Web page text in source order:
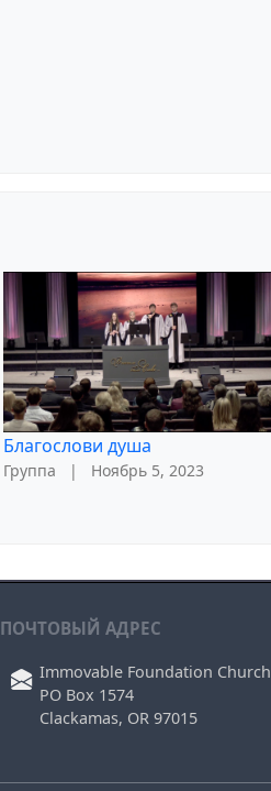
Благослови душа
Группа | Ноябрь 5, 2023
ПОЧТОВЫЙ АДРЕС
Immovable Foundation Church
PO Box 1574
Clackamas, OR 97015